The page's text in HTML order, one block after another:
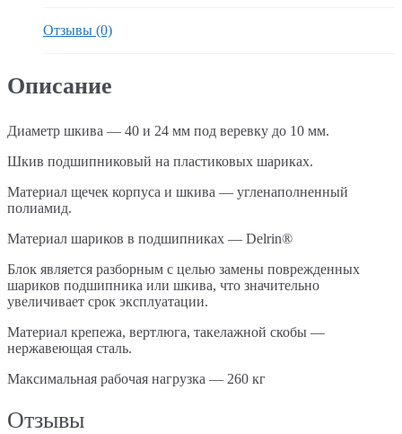
Отзывы (0)
Описание
Диаметр шкива — 40 и 24 мм под веревку до 10 мм.
Шкив подшипниковый на пластиковых шариках.
Материал щечек корпуса и шкива — угленаполненный
полиамид.
Материал шариков в подшипниках — Delrin®
Блок является разборным с целью замены поврежденных
шариков подшипника или шкива, что значительно
увеличивает срок эксплуатации.
Материал крепежа, вертлюга, такелажной скобы —
нержавеющая сталь.
Максимальная рабочая нагрузка — 260 кг
Отзывы